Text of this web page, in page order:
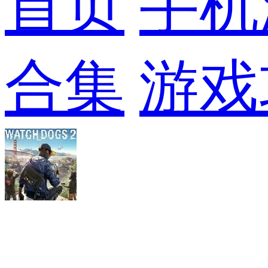
合集 游